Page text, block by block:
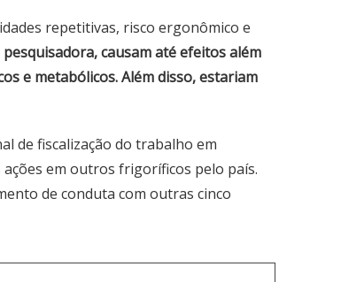
repetitivas, risco ergonômico e
causam até efeitos além
e metabólicos. Além disso, estariam
de fiscalização do trabalho em
em outros frigoríficos pelo país.
de conduta com outras cinco